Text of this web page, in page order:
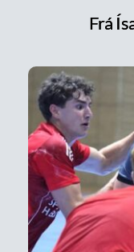
Frá